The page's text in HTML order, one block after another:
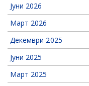
Јуни 2026
Март 2026
Декември 2025
Јуни 2025
Март 2025